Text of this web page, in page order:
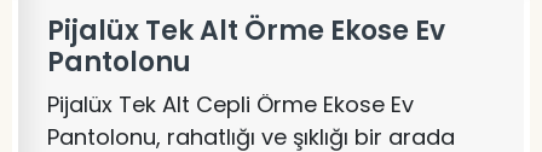
Pijalüx Tek Alt Örme Ekose Ev
Pantolonu
Pijalüx Tek Alt Cepli Örme Ekose Ev
Pantolonu, rahatlığı ve şıklığı bir arada